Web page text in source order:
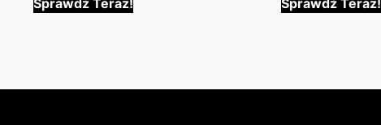
Sprawdź Teraz! Sprawdź Teraz!